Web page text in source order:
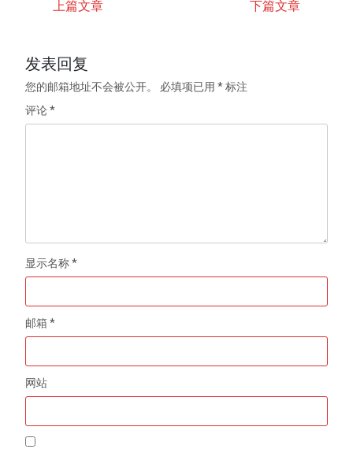
上篇文章 下篇文章
发表回复
您的邮箱地址不会被公开。 必填项已用*标注
评论*
显示名称*
邮箱*
网站